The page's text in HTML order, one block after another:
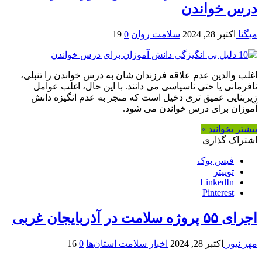
درس خواندن
میگنا اکتبر 28, 2024 سلامت روان 0
19
اغلب والدین عدم علاقه فرزندان شان به درس خواندن را تنبلی،
نافرمانی یا حتی ناسپاسی می دانند. با این حال، اغلب عوامل
زیربنایی عمیق تری دخیل است که منجر به عدم انگیزه دانش
آموزان برای درس خواندن می شود.
بیشتر بخوانید »
اشتراک گذاری
فیس بوک
توییتر
LinkedIn
Pinterest
اجرای ۵۵ پروژه سلامت در آذربایجان غربی
مهر نیوز اکتبر 28, 2024 اخبار سلامت استان‌ها 0
16